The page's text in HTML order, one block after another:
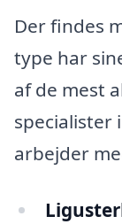
Der findes
type har
af de mest
specialister
arbejder